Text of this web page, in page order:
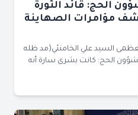
الحج: قائد الثورة
مؤامرات الصهاينة
السيد علي الخامنئي(مد ظله
الحج: كانت بشرى سارة أنه